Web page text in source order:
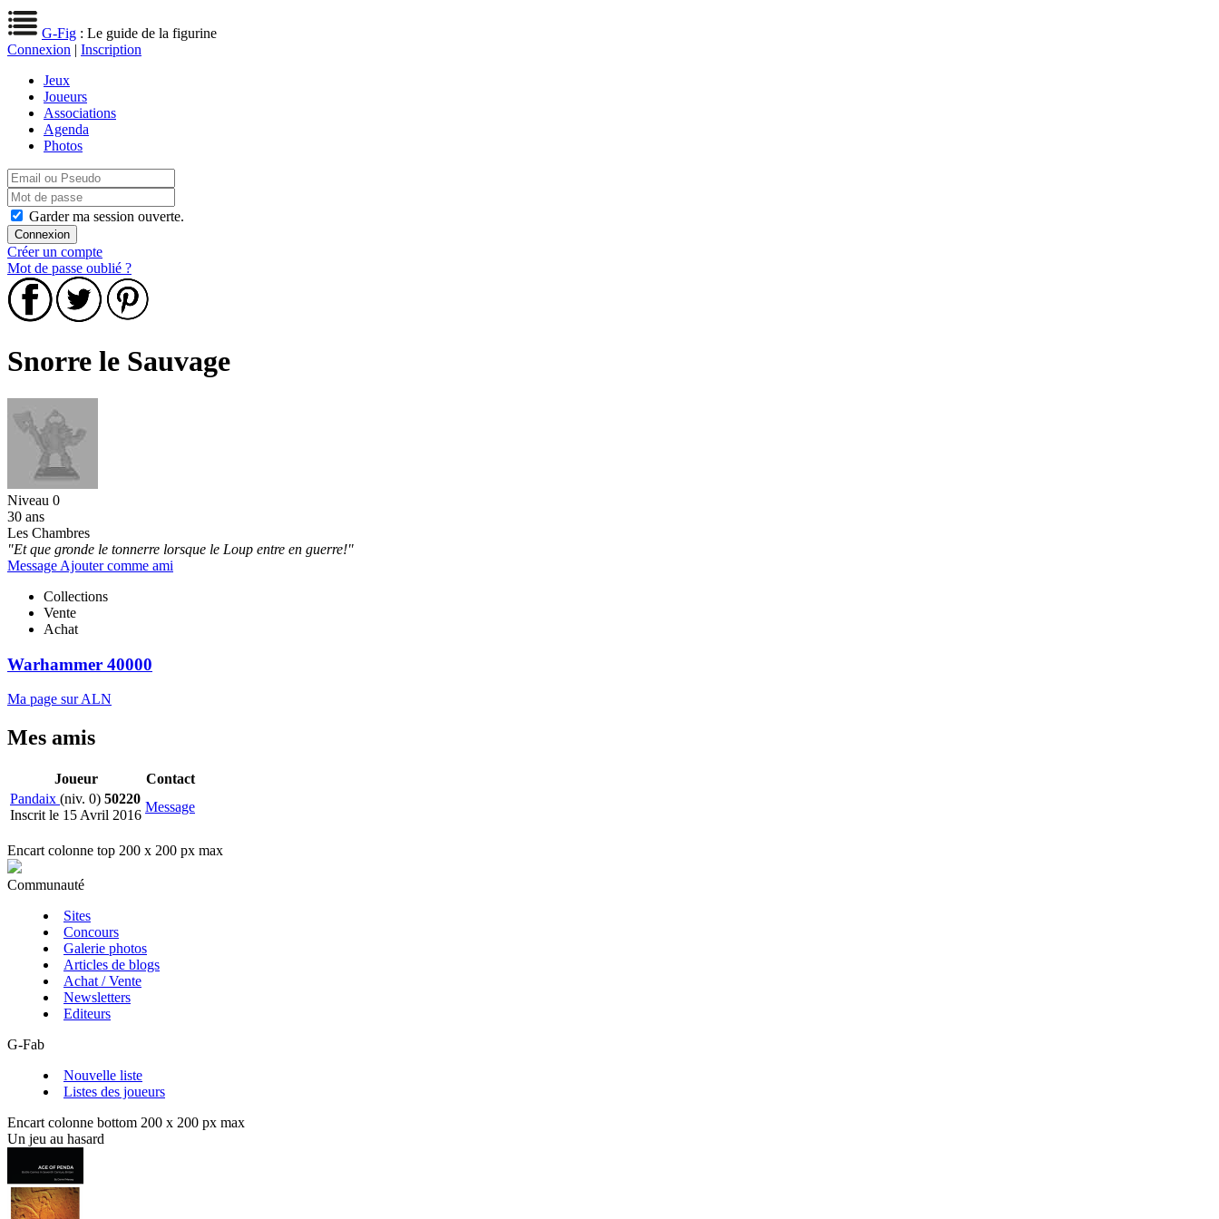
G-Fig : Le guide de la figurine
Connexion | Inscription
Jeux
Joueurs
Associations
Agenda
Photos
Garder ma session ouverte.
Créer un compte
Mot de passe oublié ?
Snorre le Sauvage
Niveau 0
30 ans
Les Chambres
"Et que gronde le tonnerre lorsque le Loup entre en guerre!"
Message Ajouter comme ami
Collections
Vente
Achat
Warhammer 40000
Ma page sur ALN
Mes amis
Joueur
Contact
Pandaix (niv. 0) 50220
Inscrit le 15 Avril 2016
Message
Encart colonne top 200 x 200 px max
Communauté
Sites
Concours
Galerie photos
Articles de blogs
Achat / Vente
Newsletters
Editeurs
G-Fab
Nouvelle liste
Listes des joueurs
Encart colonne bottom 200 x 200 px max
Un jeu au hasard